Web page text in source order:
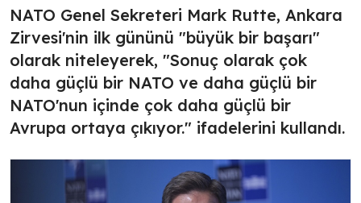
NATO Genel Sekreteri Mark Rutte, Ankara
Zirvesi'nin ilk gününü "büyük bir başarı"
olarak niteleyerek, "Sonuç olarak çok
daha güçlü bir NATO ve daha güçlü bir
NATO'nun içinde çok daha güçlü bir
Avrupa ortaya çıkıyor." ifadelerini kullandı.